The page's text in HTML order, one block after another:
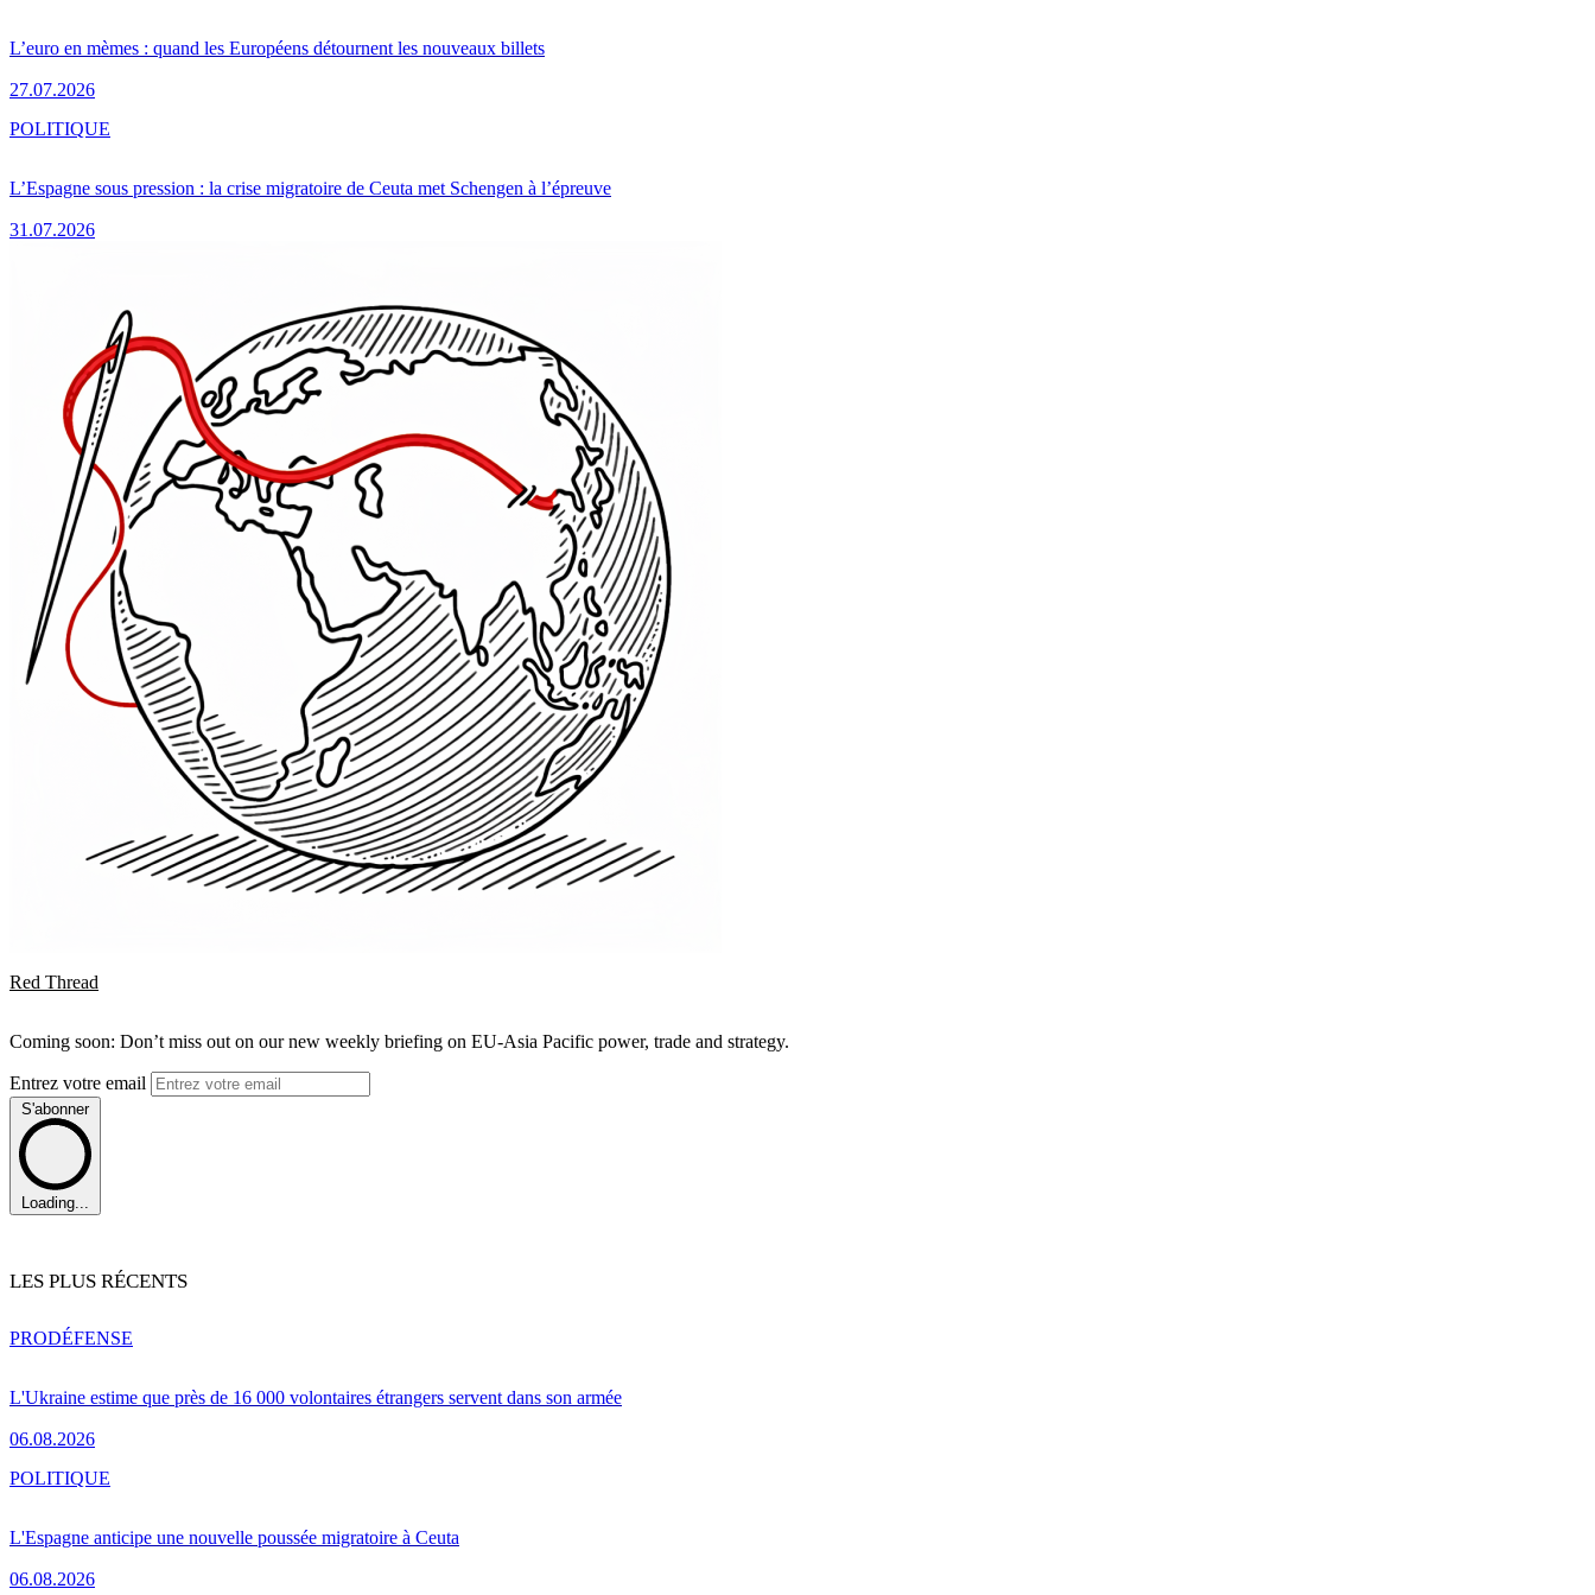
L’euro en mèmes : quand les Européens détournent les nouveaux billets
27.07.2026
L’Espagne sous pression : la crise migratoire de Ceuta met Schengen à l’épreuve
31.07.2026
POLITIQUE
Red Thread
Coming soon: Don’t miss out on our new weekly briefing on EU-Asia Pacific power, trade and strategy.
Entrez votre email
S'abonner
Loading...
LES PLUS RÉCENTS
L'Ukraine estime que près de 16 000 volontaires étrangers servent dans son armée
06.08.2026
PRODÉFENSE
L'Espagne anticipe une nouvelle poussée migratoire à Ceuta
06.08.2026
POLITIQUE